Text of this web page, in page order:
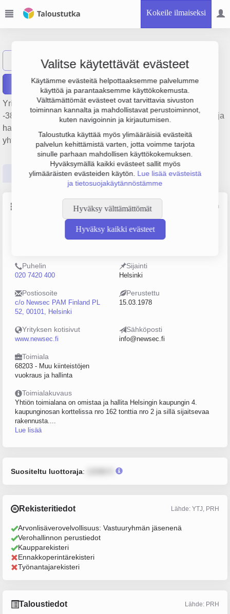
Kokeile ilmaiseksi
Valitse käytettävät evästeet
Käytämme evästeitä helpottaaksemme palvelumme
käyttöä ja parantaaksemme käyttökokemusta.
Välttämättömät evästeet ovat tarvittavia sivuston
toiminnan kannalta ja mahdollistavat perustoiminnot,
kuten navigoinnin ja kirjautumisen.
Taloustutka käyttää myös ylimääräisiä evästeitä
palvelun kehittämistä varten, jotta voimme tarjota
sinulle parhaan mahdollisen käyttökokemuksen.
Hyväksymällä kaikki evästeet sallit myös
ylimääräisten evästeiden käytön. Lue lisää evästeistä
ja tietosuojakäytännöstämme
Hyväksy välttämättömät
Hyväksy kaikki evästeet
Näytä haku Oy Kampintalo
Raportit
Yrityksen Oy Kampintalo liikevaihto on 685 000 € ja tulos
-387 000 €. Sen päätoimiala on Muu kiinteistöjen vuokraus ja
hallinta, perustamisvuosi 1978 ja sijainti Helsinki. Yrityksen
yhtiömuoto Keskinäinen kiinteistöosakeyhtiö (KKOY).
Perustiedot Tilinpäätösluvut Päättäjätiedot
Lähde: YTJ, PRH, Traficom
Yritysmuoto
Keskinäinen
Puhelin
020 7420 400
Sijainti
Helsinki
Postiosoite
c/o Newsec PAM Finland PL
52, 00101, Helsinki
Perustettu
15.03.1978
Yrityksen kotisivut
www.newsec.fi
Sähköposti
info@newsec.fi
Toimiala
68203 - Muu kiinteistöjen
vuokraus ja hallinta
Toimialakuvaus
Yhtiön toimialana on omistaa ja hallita Helsingin kaupungin 4.
kaupunginosan korttelissa nro 162 tonttia nro 2 ja sillä sijaitsevaa
rakennusta....
Lue lisää
Suositeltu luottoraja:
Rekisteritiedot Lähde: YTJ, PRH
Arvonlisäverovelvollisuus: Vastuuryhmän jäsenenä
Verohallinnon perustiedot
Kaupparekisteri
Ennakkoperintärekisteri
Työnantajarekisteri
Taloustiedot Lähde: PRH